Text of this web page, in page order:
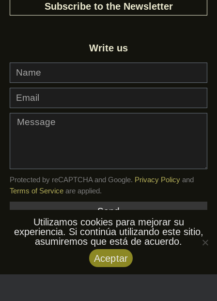
Subscribe to the Newsletter
Write us
Protected by reCAPTCHA and Google. Privacy Policy and
Terms of Service are applied.
Send
© AfroKuba, 2026. Todos los derechos
reservados.
Utilizamos cookies para mejorar su
experiencia. Si continúa utilizando este sitio,
asumiremos que está de acuerdo.
Aceptar